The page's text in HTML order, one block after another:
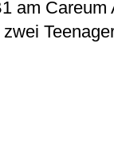
am Careum